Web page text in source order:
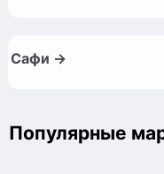
Сафи →
Популярные